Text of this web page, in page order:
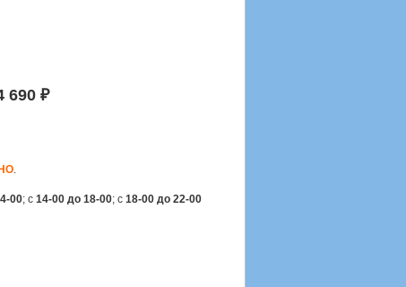
690 ₽
.
00; с 14-00 до 18-00; с 18-00 до 22-00